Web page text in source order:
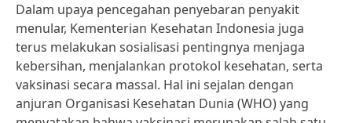
Dalam upaya pencegahan penyebaran penyakit
menular, Kementerian Kesehatan Indonesia juga
terus melakukan sosialisasi pentingnya menjaga
kebersihan, menjalankan protokol kesehatan, serta
vaksinasi secara massal. Hal ini sejalan dengan
anjuran Organisasi Kesehatan Dunia (WHO) yang